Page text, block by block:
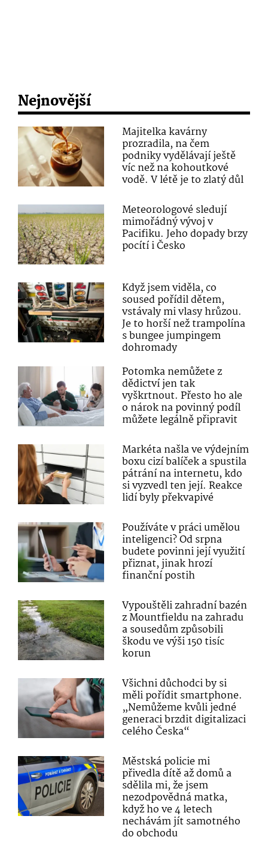
Nejnovější
Majitelka kavárny
prozradila, na čem
podniky vydělávají ještě
víc než na kohoutkové
vodě. V létě je to zlatý důl
Meteorologové sledují
mimořádný vývoj v
Pacifiku. Jeho dopady brzy
pocítí i Česko
Když jsem viděla, co
soused pořídil dětem,
vstávaly mi vlasy hrůzou.
Je to horší než trampolína
s bungee jumpingem
dohromady
Potomka nemůžete z
dědictví jen tak
vyškrtnout. Přesto ho ale
o nárok na povinný podíl
můžete legálně připravit
Markéta našla ve výdejním
boxu cizí balíček a spustila
pátrání na internetu, kdo
si vyzvedl ten její. Reakce
lidí byly překvapivé
Používáte v práci umělou
inteligenci? Od srpna
budete povinni její využití
přiznat, jinak hrozí
finanční postih
Vypouštěli zahradní bazén
z Mountfieldu na zahradu
a sousedům způsobili
škodu ve výši 150 tisíc
korun
Všichni důchodci by si
měli pořídit smartphone.
„Nemůžeme kvůli jedné
generaci brzdit digitalizaci
celého Česka“
Městská policie mi
přivedla dítě až domů a
sdělila mi, že jsem
nezodpovědná matka,
když ho ve 4 letech
nechávám jít samotného
do obchodu